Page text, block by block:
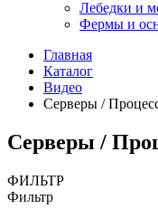
Лебедки и
Фермы и
Главная
Каталог
Видео
Серверы /
Серверы /
ФИЛЬТР
Фильтр